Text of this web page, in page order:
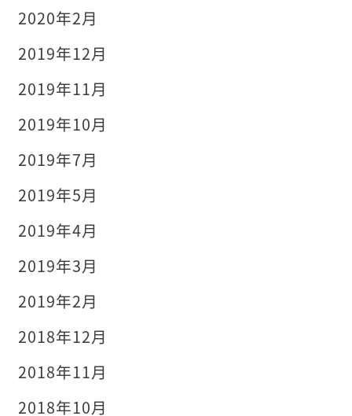
2020年2月
2019年12月
2019年11月
2019年10月
2019年7月
2019年5月
2019年4月
2019年3月
2019年2月
2018年12月
2018年11月
2018年10月